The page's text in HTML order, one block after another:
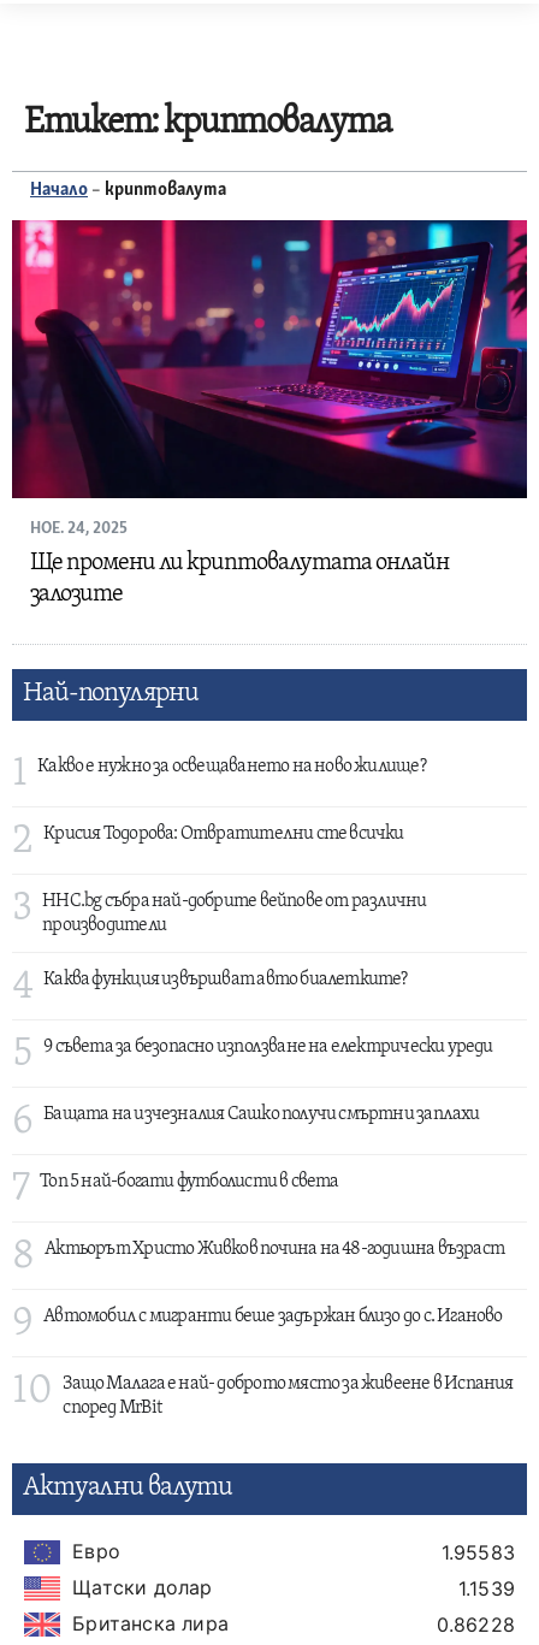
Етикет:криптовалута
Начало – криптовалута
НОЕ. 24, 2025
Ще промени ли криптовалутата онлайн
залозите
Най-популярни
1 Какво е нужно за освещаването на ново жилище?
2 Крисия Тодорова: Отвратителни сте всички
3
HHC.bg събра най-добрите вейпове от различни
производители
4 Каква функция извършват авто биалетките?
5 9 съвета за безопасно използване на електрически уреди
6 Бащата на изчезналия Сашко получи смъртни заплахи
7 Топ 5 най-богати футболисти в света
8 Актьорът Христо Живков почина на 48-годишна възраст
9 Автомобил с мигранти беше задържан близо до с. Иганово
10
Защо Малага е най- доброто място за живеене в Испания
според MrBit
Актуални валути
Евро
1.95583
Щатски долар
1.1539
Британска лира
0.86228